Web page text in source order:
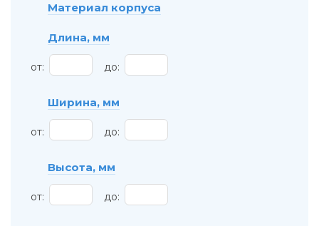
Материал корпуса
Длина, мм
от: до:
Ширина, мм
от: до:
Высота, мм
от: до: